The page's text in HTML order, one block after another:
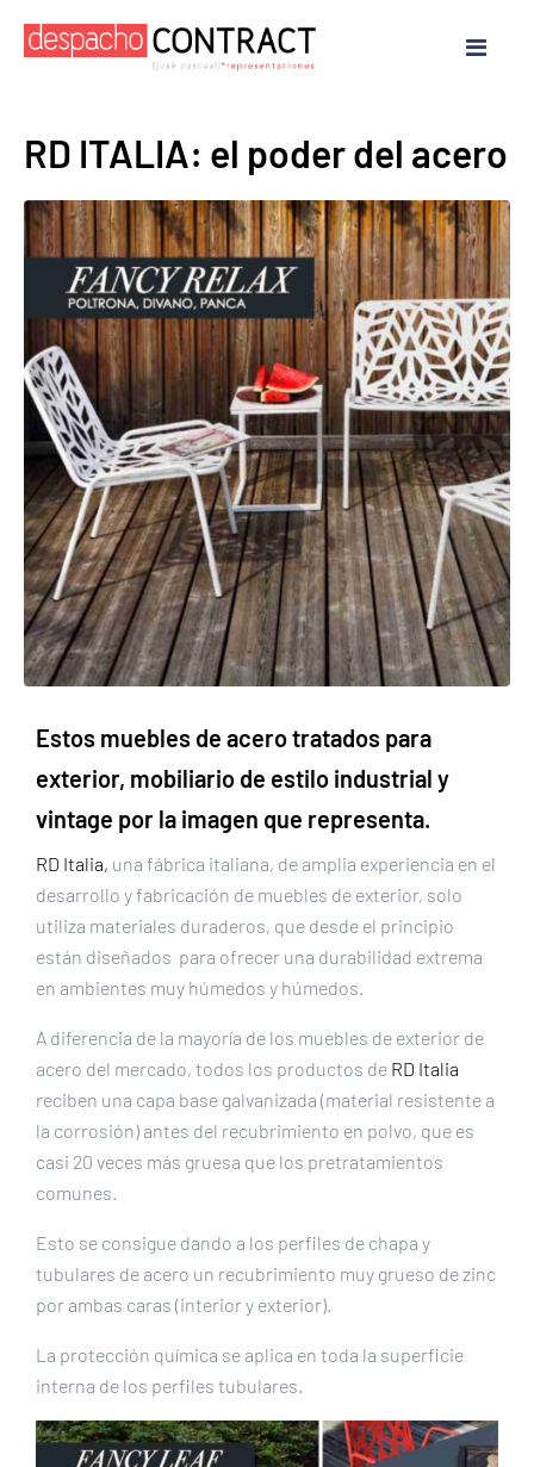
RD ITALIA: el poder del acero
Estos muebles de acero tratados para
exterior, mobiliario de estilo industrial y
vintage por la imagen que representa.
RD Italia, una fábrica italiana, de amplia experiencia en el
desarrollo y fabricación de muebles de exterior, solo
utiliza materiales duraderos, que desde el principio
están diseñados para ofrecer una durabilidad extrema
en ambientes muy húmedos y húmedos.
A diferencia de la mayoría de los muebles de exterior de
acero del mercado, todos los productos de RD Italia
reciben una capa base galvanizada (material resistente a
la corrosión) antes del recubrimiento en polvo, que es
casi 20 veces más gruesa que los pretratamientos
comunes.
Esto se consigue dando a los perfiles de chapa y
tubulares de acero un recubrimiento muy grueso de zinc
por ambas caras (interior y exterior).
La protección química se aplica en toda la superficie
interna de los perfiles tubulares.